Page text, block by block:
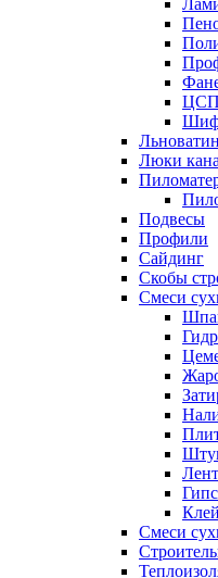
ЦСП
Люки
Подвесы
Профили
Сайдинг
Скобы
Смеси
Смеси